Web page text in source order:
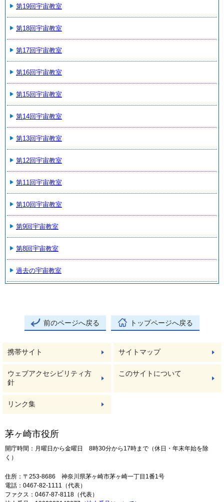
第19回宇宙教室
第18回宇宙教室
第17回宇宙教室
第16回宇宙教室
第15回宇宙教室
第14回宇宙教室
第13回宇宙教室
第12回宇宙教室
第11回宇宙教室
第10回宇宙教室
第9回宇宙教室
第8回宇宙教室
過去の宇宙教室
前のページへ戻る トップページへ戻る
携帯サイト サイトマップ
ウェブアクセシビリティ方
針
このサイトについて
リンク集
茅ヶ崎市役所
開庁時間：月曜日から金曜日 8時30分から17時まで（休日・年末年始を除
く）
住所：〒253-8686 神奈川県茅ヶ崎市茅ヶ崎一丁目1番1号
電話：0467-82-1111（代表）
ファクス：0467-87-8118（代表）